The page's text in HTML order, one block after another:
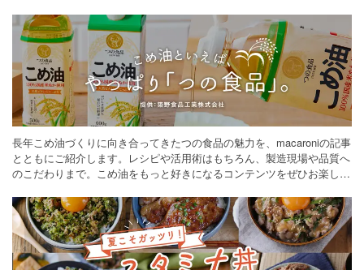
長年こめ油づくりに向き合ってきたつの食品の魅力を、macaroniの記事
とともにご紹介します。レシピや活用術はもちろん、製造現場や品質へ
のこだわりまで。こめ油をもっと好きになるコンテンツをぜひお楽しみ